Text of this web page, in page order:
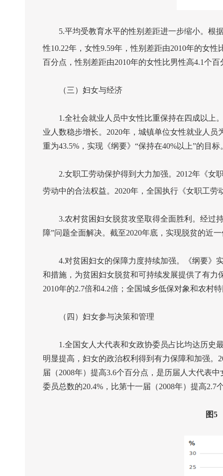
5.平均受教育水平的性别差距进一步缩小。根
性10.22年，女性9.59年，性别差距由2010年的女性
百分点，性别差距由2010年的女性比男性高4.1个百
（三）妇女与经济
1.全社会就业人员中女性比重保持在四成以上
业人数稳步增长。 2020年，城镇单位女性就业人员
重为43.5% ，实现《纲要》“保持在40%以上”的目标
2.女职工劳动保护得到大力加强。 2012年《女
劳动中的合法权益。 2020年，全国执行《女职工劳
3.农村贫困妇女脱贫攻坚取得全面胜利。经过
障”问题全面解决。截至2020年底，实现脱贫的近
4.对贫困妇女的保障力度持续加强。《纲要》
和措施，为贫困妇女脱贫和可持续发展提供了有力
2010年的2.7倍和4.2倍；全国城乡低保对象和农村
（四）妇女参与决策和管理
1.全国女人大代表和女政协委员占比均达历史
明显提高，妇女的政治权利得到有力保障和加强。
届（2008年）提高3.6个百分点，是历届人大代表
委员总数的20.4% ，比第十一届（2008年）提高2.7
图5